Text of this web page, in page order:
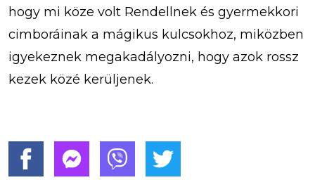
hogy mi köze volt Rendellnek és gyermekkori
cimboráinak a mágikus kulcsokhoz, miközben
igyekeznek megakadályozni, hogy azok rossz
kezek közé kerüljenek.